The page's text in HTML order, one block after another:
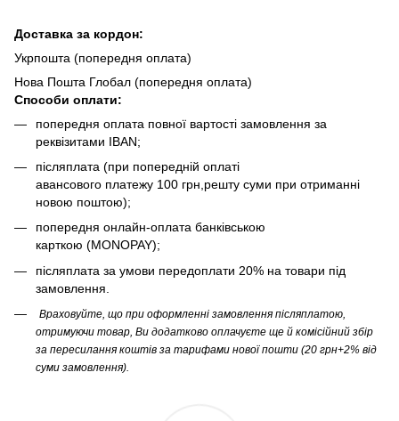
Доставка за кордон:
Укрпошта (попередня оплата)
Нова Пошта Глобал (попередня оплата)
Способи оплати:
попередня оплата повної вартості замовлення за
реквізитами IBAN;
післяплата (при попередній оплаті
авансового платежу 100 грн,решту суми при отриманні
новою поштою);
попередня онлайн-оплата банківською
карткою (MONOPAY);
післяплата за умови передоплати 20% на товари під
замовлення.
Враховуйте, що при оформленні замовлення післяплатою,
отримуючи товар, Ви додатково оплачуєте ще й комісійний збір
за пересилання коштів за тарифами нової пошти (20 грн+2% від
суми замовлення).